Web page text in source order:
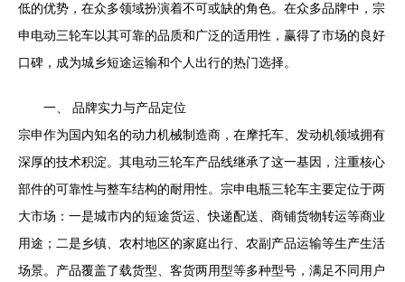
低的优势，在众多领域扮演着不可或缺的角色。在众多品牌中，宗
申电动三轮车以其可靠的品质和广泛的适用性，赢得了市场的良好
口碑，成为城乡短途运输和个人出行的热门选择。
一、 品牌实力与产品定位
宗申作为国内知名的动力机械制造商，在摩托车、发动机领域拥有
深厚的技术积淀。其电动三轮车产品线继承了这一基因，注重核心
部件的可靠性与整车结构的耐用性。宗申电瓶三轮车主要定位于两
大市场：一是城市内的短途货运、快递配送、商铺货物转运等商业
用途；二是乡镇、农村地区的家庭出行、农副产品运输等生产生活
场景。产品覆盖了载货型、客货两用型等多种型号，满足不同用户